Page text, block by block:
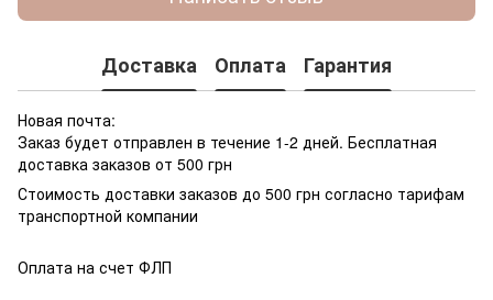
Доставка Оплата Гарантия
Новая почта:
Заказ будет отправлен в течение 1-2 дней. Бесплатная
доставка заказов от 500 грн
Стоимость доставки заказов до 500 грн согласно тарифам
транспортной компании
Оплата на счет ФЛП